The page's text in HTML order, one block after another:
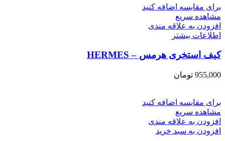
برای مقایسه اضافه کنید
مشاهده سریع
افزودن به علاقه مندی
اطلاعات بیشتر
کیف استخری هرمس – HERMES
955,000 تومان
برای مقایسه اضافه کنید
مشاهده سریع
افزودن به علاقه مندی
افزودن به سبد خرید